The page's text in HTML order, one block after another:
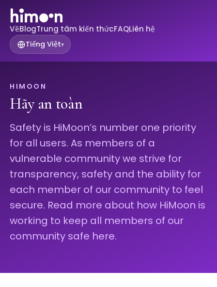
VềBlogTrung tâm kiến ​​thứcFAQLiên hệ
Tiếng Việt▾
HIMOON
Hãy an toàn
Safety is HiMoon’s number one priority
for all users. As members of a
vulnerable community we strive for
transparency, safety and the ability for
each member of our community to feel
secure. Read more about how HiMoon is
working to keep all members of our
community safe here.